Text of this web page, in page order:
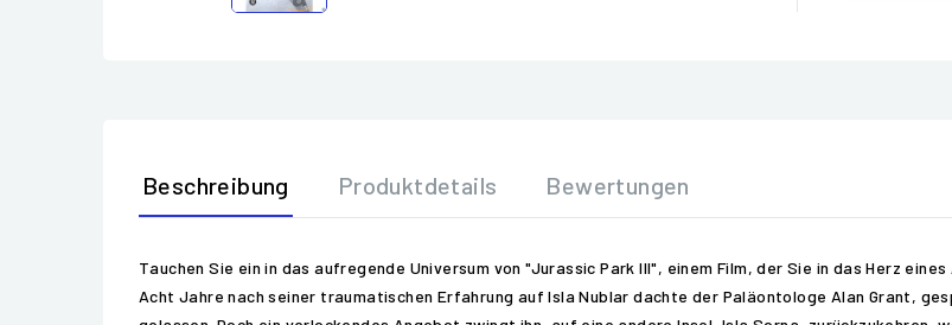
Beschreibung Produktdetails Bewertungen
Tauchen Sie ein in das aufregende Universum von "Jurassic Park III", einem Film, der Sie in das Herz
Acht Jahre nach seiner traumatischen Erfahrung auf Isla Nublar dachte der Paläontologe Alan Grant,